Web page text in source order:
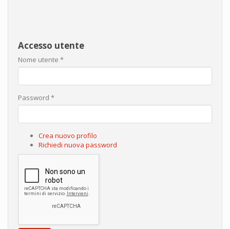
Accesso utente
Nome utente *
Password *
Crea nuovo profilo
Richiedi nuova password